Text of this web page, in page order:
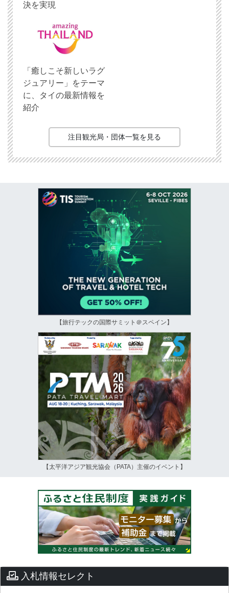
決を実現
「癒しこそ新しいラグ
ジュアリー」をテーマ
に、タイの最新情報を
紹介
注目観光局・団体一覧を見る
【旅行テックの国際サミット＠スペイン】
【太平洋アジア観光協会（PATA）主催のイベント】
入札情報セレクト